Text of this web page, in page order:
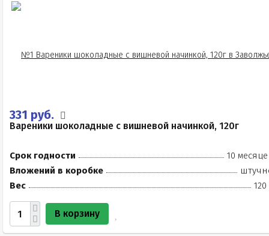
331 руб.
Вареники шоколадные с вишневой начинкой, 120г
Срок годности
10
Вложений в коробке
Вес
120
В корзину